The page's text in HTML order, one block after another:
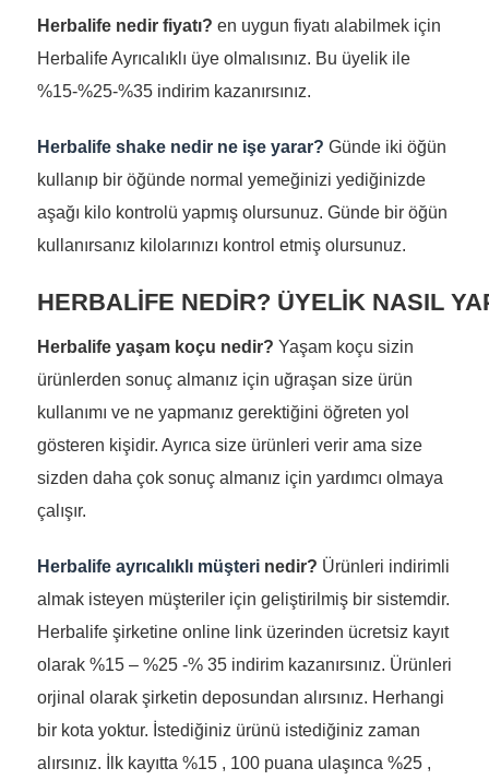
Herbalife nedir fiyatı? en uygun fiyatı alabilmek için
Herbalife Ayrıcalıklı üye olmalısınız. Bu üyelik ile
%15-%25-%35 indirim kazanırsınız.
Herbalife shake nedir ne işe yarar? Günde iki öğün
kullanıp bir öğünde normal yemeğinizi yediğinizde
aşağı kilo kontrolü yapmış olursunuz. Günde bir öğün
kullanırsanız kilolarınızı kontrol etmiş olursunuz.
HERBALİFE NEDİR? ÜYELİK NASIL
Herbalife yaşam koçu nedir? Yaşam koçu sizin
ürünlerden sonuç almanız için uğraşan size ürün
kullanımı ve ne yapmanız gerektiğini öğreten yol
gösteren kişidir. Ayrıca size ürünleri verir ama size
sizden daha çok sonuç almanız için yardımcı olmaya
çalışır.
Herbalife ayrıcalıklı müşteri nedir? Ürünleri indirimli
almak isteyen müşteriler için geliştirilmiş bir sistemdir.
Herbalife şirketine online link üzerinden ücretsiz kayıt
olarak %15 – %25 -% 35 indirim kazanırsınız. Ürünleri
orjinal olarak şirketin deposundan alırsınız. Herhangi
bir kota yoktur. İstediğiniz ürünü istediğiniz zaman
alırsınız. İlk kayıtta %15 , 100 puana ulaşınca %25 ,